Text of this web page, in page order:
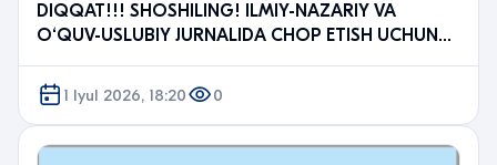
DIQQAT!!! SHOSHILING! ILMIY-NAZARIY VA
O‘QUV-USLUBIY JURNALIDA CHOP ETISH UCHUN
1 Iyul 2026, 18:20
0